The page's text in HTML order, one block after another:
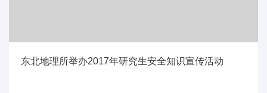
东北地理所举办2017年研究生安全知识宣传活动